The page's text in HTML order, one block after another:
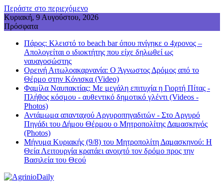
Περάστε στο περιεχόμενο
Κυριακή, 9 Αυγούστου, 2026
Πρόσφατα
Πάρος: Κλειστό το beach bar όπου πνίγηκε ο 4χρονος –
Απολογείται ο ιδιοκτήτης που είχε δηλωθεί ως
ναυαγοσώστης
Ορεινή Αιτωλοακαρνανία: Ο Άγνωστος Δρόμος από το
Θέρμο στην Κόνισκα (Video)
Φαμίλα Ναυπακτίας: Με μεγάλη επιτυχία η Γιορτή Πίτας -
Πλήθος κόσμου - αυθεντικό δημοτικό γλέντι (Videos -
Photos)
Αντάμωμα απανταχού Αργυροπηγαδιτών - Στο Αργυρό
Πηγάδι του Δήμου Θέρμου ο Μητροπολίτης Δαμασκηνός
(Photos)
Μήνυμα Κυριακής (9/8) του Μητροπολίτη Δαμασκηνού: Η
Θεία Λειτουργία κρατάει ανοιχτό τον δρόμο προς την
Βασιλεία του Θεού